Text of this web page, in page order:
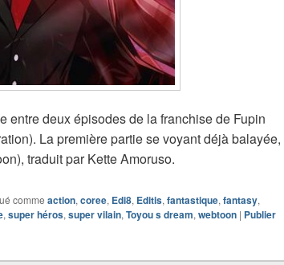
entre deux épisodes de la franchise de Fupin
La première partie se voyant déjà balayée,
traduit par Kette Amoruso.
comme action, coree, Edi8, Editis, fantastique, fantasy,
, super héros, super vilain, Toyou s dream, webtoon | Publier